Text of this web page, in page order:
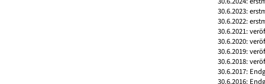
30.6.2023:
30.6.2022:
30.6.2021:
30.6.2020:
30.6.2019:
30.6.2018:
30.6.2017:
30.6.2016: